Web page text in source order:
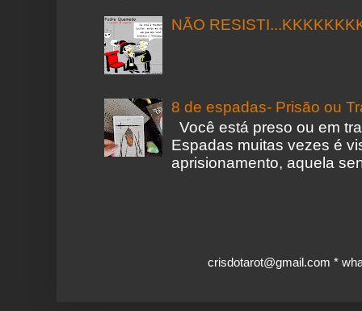
NÃO
8 de espadas- Prisão ou
Você está preso ou em
Espadas muitas vezes é
aprisionamento, aquela
crisdotarot@gmail.com *